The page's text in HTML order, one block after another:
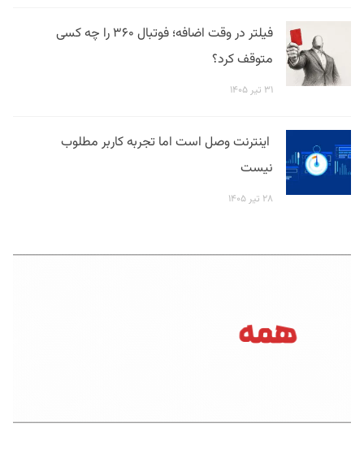
فیلتر در وقت اضافه؛ فوتبال ۳۶۰ را چه کسی
متوقف کرد؟
۳۱ تیر ۱۴۰۵
اینترنت وصل است اما تجربه کاربر مطلوب
نیست
۲۸ تیر ۱۴۰۵